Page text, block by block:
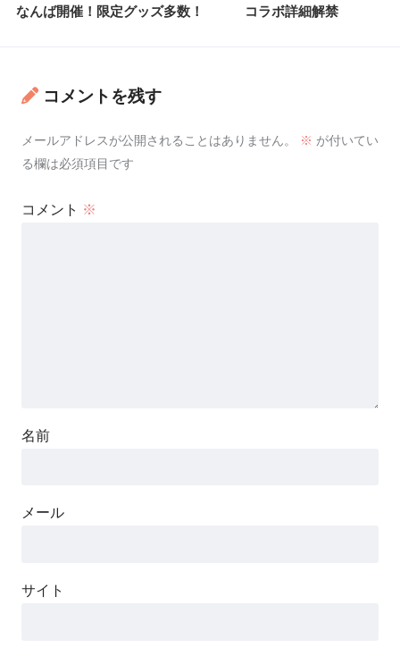
なんば開催！限定グッズ多数！ コラボ詳細解禁
コメントを残す
メールアドレスが公開されることはありません。 ※ が付いてい
る欄は必須項目です
コメント ※
名前
メール
サイト